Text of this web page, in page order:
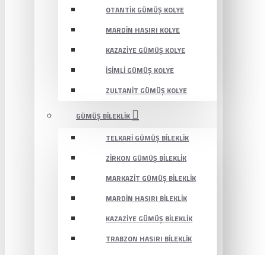
OTANTIK GÜMÜŞ KOLYE
MARDIN HASIRI KOLYE
KAZAZIYE GÜMÜŞ KOLYE
İSIMLI GÜMÜŞ KOLYE
ZULTANIT GÜMÜŞ KOLYE
GÜMÜŞ BILEKLIK
TELKARI GÜMÜŞ BILEKLIK
ZIRKON GÜMÜŞ BILEKLIK
MARKAZIT GÜMÜŞ BILEKLIK
MARDIN HASIRI BILEKLIK
KAZAZIYE GÜMÜŞ BILEKLIK
TRABZON HASIRI BILEKLIK